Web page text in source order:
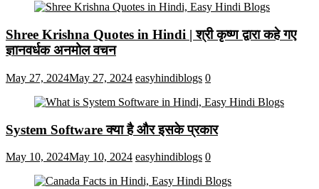
Shree Krishna Quotes in Hindi | श्री कृष्ण द्वारा कहे गए
ज्ञानवर्धक अनमोल वचन
May 27, 2024May 27, 2024 easyhindiblogs 0
System Software क्या है और इसके प्रकार
May 10, 2024May 10, 2024 easyhindiblogs 0